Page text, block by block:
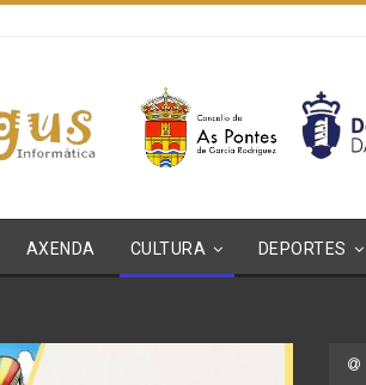
AXENDA CULTURA DEPORTES